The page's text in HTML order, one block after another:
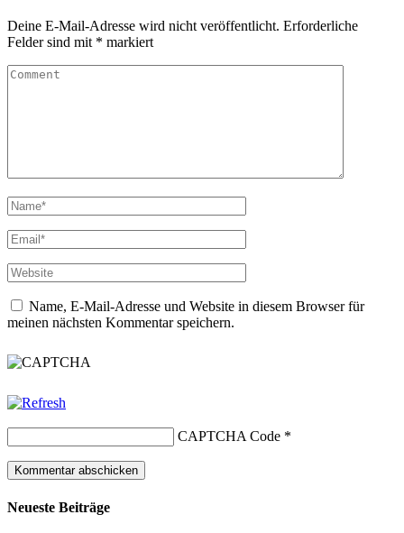
Deine E-Mail-Adresse wird nicht veröffentlicht. Erforderliche
Felder sind mit * markiert
Name, E-Mail-Adresse und Website in diesem Browser für
meinen nächsten Kommentar speichern.
CAPTCHA Code *
Neueste Beiträge